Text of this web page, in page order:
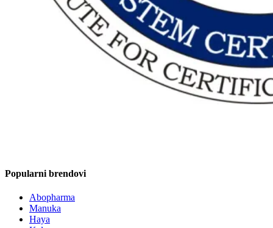
Popularni brendovi
Abopharma
Manuka
Haya